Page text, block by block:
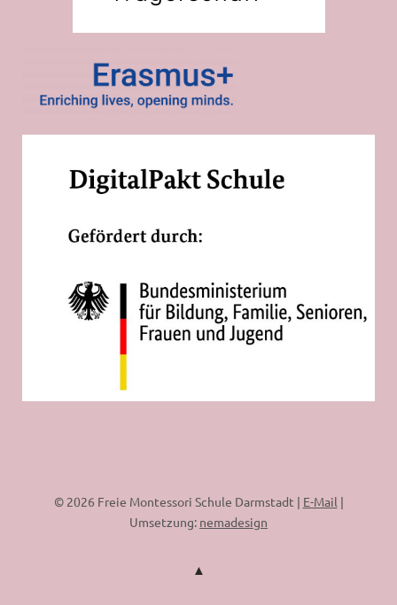
© 2026 Freie Montessori Schule Darmstadt | E-Mail |
Umsetzung: nemadesign